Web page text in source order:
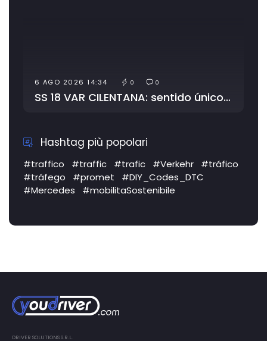
6 AGO 2026 14:34 0 0
SS 18 VAR CILENTANA: sentido único alternativo, estrechamiento de la vía por …
Hashtag più popolari
#traffico #traffic #trafic #Verkehr
#tráfico
#tráfego
#promet
#DIY_Codes_DTC
#Mercedes
#mobilitaSostenibile
DRIVER SOLUTIONS S.R.L.